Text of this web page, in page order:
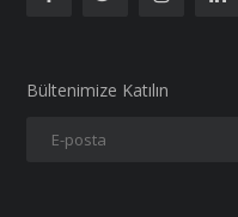
Bültenimize Katılın